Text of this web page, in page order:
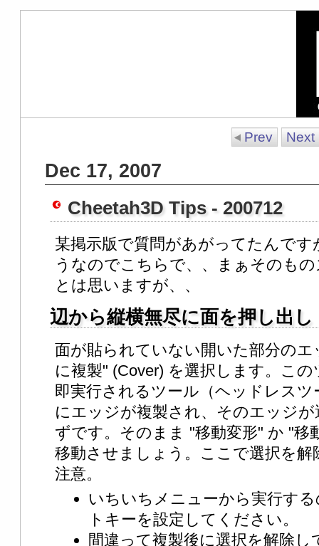
Prev Next
Dec 17, 2007
Cheetah3D Tips - 200712
某掲示版で質問があがってたんで
うなのでこちらで、、まぁそのも
とは思いますが、、
辺から縦横無尽に面を押し出し
面が貼られていない開いた部分のエ
に複製" (Cover) を選択します。こ
即実行されるツール（ヘッドレス
にエッジが複製され、そのエッジ
ずです。そのまま "移動変形" か "移
移動させましょう。ここで選択を
注意。
いちいちメニューから実行す
トキーを設定してください。
間違って複製後に選択を解除